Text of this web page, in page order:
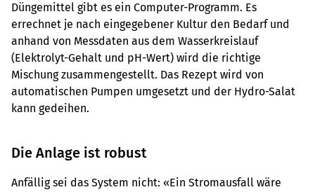
Düngemittel gibt es ein Computer-Programm. Es
errechnet je nach eingegebener Kultur den Bedarf und
anhand von Messdaten aus dem Wasserkreislauf
(Elektrolyt-Gehalt und pH-Wert) wird die richtige
Mischung zusammengestellt. Das Rezept wird von
automatischen Pumpen umgesetzt und der Hydro-Salat
kann gedeihen.
Die Anlage ist robust
Anfällig sei das System nicht: «Ein Stromausfall wäre